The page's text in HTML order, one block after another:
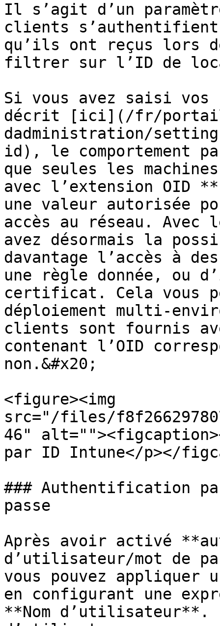
Il s’agit d’un
clients
qu’ils ont reçus lors
filtrer sur l’ID de
Si vous avez saisi vos
décrit [ici](/fr/
dadministration/
id), le comportement
que seules les
avec l’extension OID
une valeur autorisée
accès au réseau. Avec
avez désormais la
davantage l’accès à
une règle donnée, ou
certificat. Cela vous
déploiement multi-
clients sont fournis
contenant l’OID
non.&#x20;
<figure><img
src="/files/
46"
par ID Intune</p></
### Authentification
passe
Après avoir activé
d’utilisateur/mot de
vous pouvez appliquer
en configurant une
**Nom d’utilisateur**.